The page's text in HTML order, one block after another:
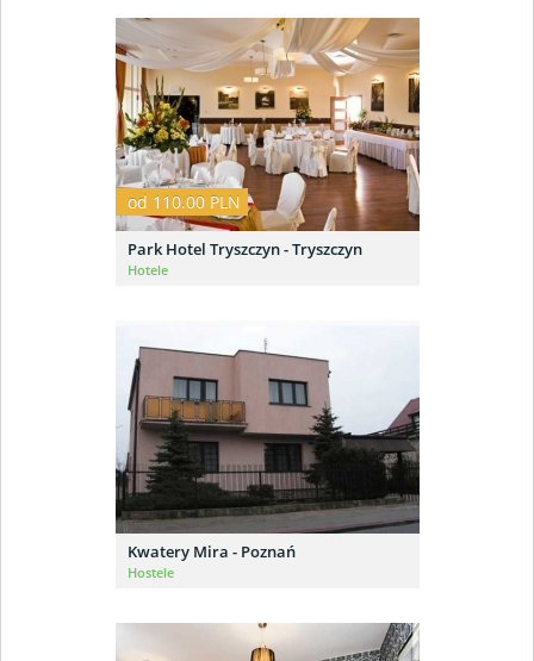
od 110.00 PLN
Park Hotel Tryszczyn - Tryszczyn
Hotele
Kwatery Mira - Poznań
Hostele